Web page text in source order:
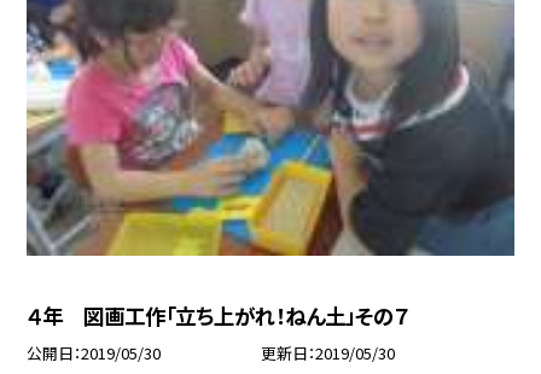
４年 図画工作「立ち上がれ！ねん土」その７
公開日 2019/05/30 更新日 2019/05/30